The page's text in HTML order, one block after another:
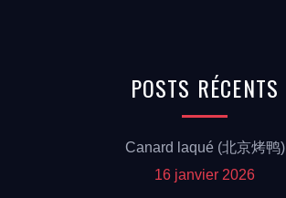
POSTS RÉCENTS
Canard laqué (北京烤鸭)
16 janvier 2026